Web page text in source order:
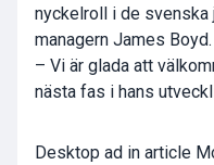
nyckelroll i de svenska
managern James Boyd.
– Vi är glada att
nästa fas i hans
Desktop ad in article